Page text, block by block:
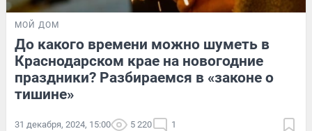
МОЙ ДОМ
До какого времени можно шуметь в
Краснодарском крае на новогодние
праздники? Разбираемся в «законе о
тишине»
31 декабря, 2024, 15:00 5 220 1